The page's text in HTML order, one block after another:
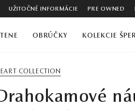
UŽITOČNÉ INFORMÁCIE PRE OWNED
OBRÚČKY KOLEKCIE
COLLECTION